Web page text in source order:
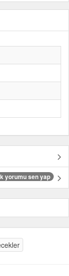
yorumu sen yap